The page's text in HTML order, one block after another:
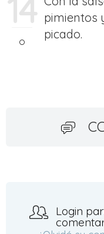
14 pimientos
picado.
Login